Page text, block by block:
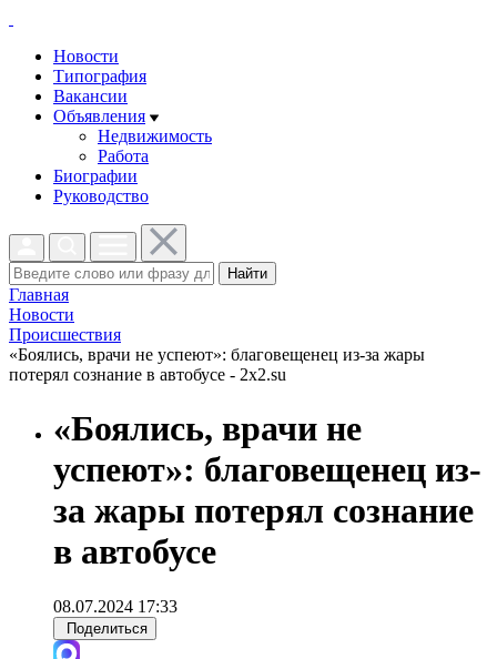
Новости
Типография
Вакансии
Объявления
Недвижимость
Работа
Биографии
Руководство
Найти
Главная
Новости
Проиcшествия
«Боялись, врачи не успеют»: благовещенец из-за жары
потерял сознание в автобусе - 2x2.su
«Боялись, врачи не
успеют»: благовещенец из-
за жары потерял сознание
в автобусе
08.07.2024 17:33
Поделиться